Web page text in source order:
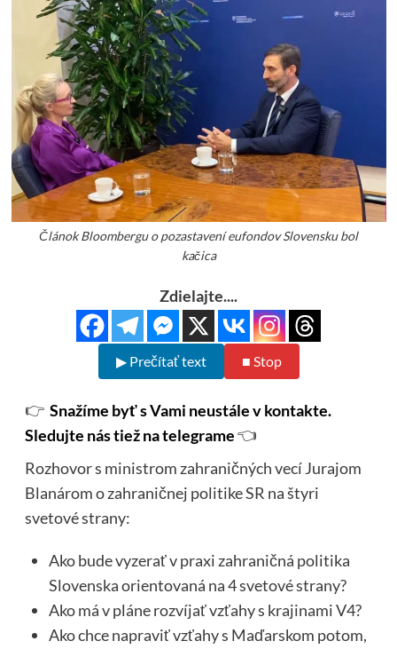
Článok Bloombergu o pozastavení eufondov Slovensku bol
kačica
Zdielajte....
▶ Prečítať text ■ Stop
👉 Snažíme byť s Vami neustále v kontakte.
Sledujte nás tiež na telegrame👈
Rozhovor s ministrom zahraničných vecí Jurajom
Blanárom o zahraničnej politike SR na štyri
svetové strany:
Ako bude vyzerať v praxi zahraničná politika
Slovenska orientovaná na 4 svetové strany?
Ako má v pláne rozvíjať vzťahy s krajinami V4?
Ako chce napraviť vzťahy s Maďarskom potom,